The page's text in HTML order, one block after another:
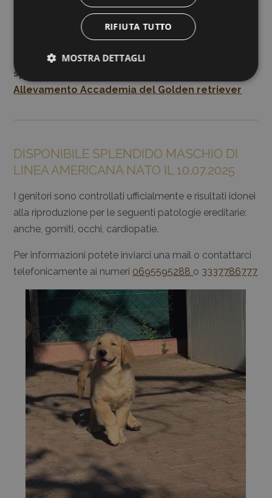
Potete continuare a seguire la crescita di questi
splendidi cuccioli sulla nostra pagina
Allevamento Accademia del Golden retriever
DISPONIBILE SPLENDIDO MASCHIO DI
LINEA AMERICANA NATO IL 10.07.2025
I genitori sono controllati ufficialmente e risultati idonei
alla riproduzione per le seguenti patologie ereditarie:
anche, gomiti, occhi, cardiopatie.
Per informazioni potete inviarci una mail o contattarci
telefonicamente ai numeri 0695595288 o 3337786777
RIFIUTA TUTTO
MOSTRA DETTAGLI